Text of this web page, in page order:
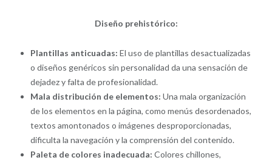
Diseño prehistórico:
Plantillas anticuadas: El uso de plantillas desactualizadas
o diseños genéricos sin personalidad da una sensación de
dejadez y falta de profesionalidad.
Mala distribución de elementos: Una mala organización
de los elementos en la página, como menús desordenados,
textos amontonados o imágenes desproporcionadas,
dificulta la navegación y la comprensión del contenido.
Paleta de colores inadecuada: Colores chillones,